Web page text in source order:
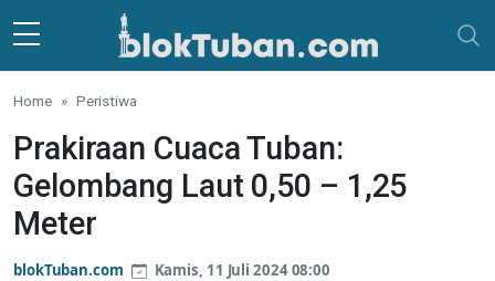
Skip to main content
Home Peristiwa
Prakiraan Cuaca Tuban:
Gelombang Laut 0,50 – 1,25
Meter
blokTuban.com Kamis, 11 Juli 2024 08:00